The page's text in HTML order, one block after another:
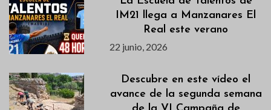
IM21 llega a Manzanares El
Real este verano
22 junio, 2026
Descubre en este vídeo el
avance de la segunda semana